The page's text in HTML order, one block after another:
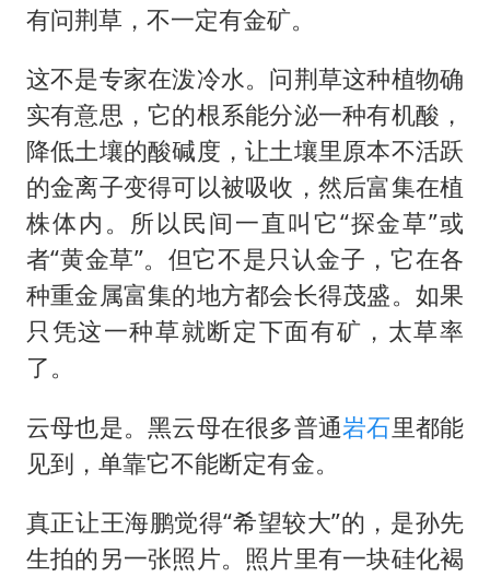
有问荆草，不一定有金矿。
这不是专家在泼冷水。问荆草这种植物确
实有意思，它的根系能分泌一种有机酸，
降低土壤的酸碱度，让土壤里原本不活跃
的金离子变得可以被吸收，然后富集在植
株体内。所以民间一直叫它“探金草”或
者“黄金草”。但它不是只认金子，它在各
种重金属富集的地方都会长得茂盛。如果
只凭这一种草就断定下面有矿，太草率
了。
云母也是。黑云母在很多普通岩石里都能
见到，单靠它不能断定有金。
真正让王海鹏觉得“希望较大”的，是孙先
生拍的另一张照片。照片里有一块硅化褐